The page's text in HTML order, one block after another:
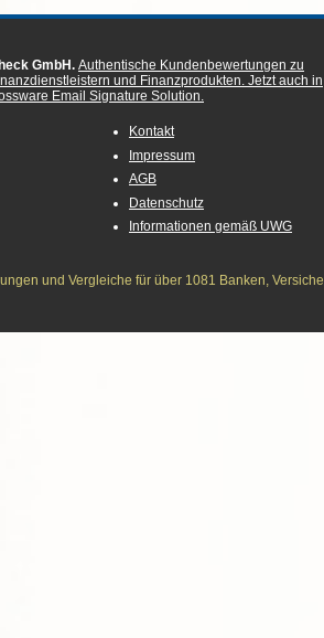
GmbH. Authentische Kundenbewertungen zu
und Finanzprodukten. Jetzt auch in
Email Signature Solution.
Kontakt
Impressum
AGB
Datenschutz
Informationen gemäß UWG
und Vergleiche für über 1081 Banken,